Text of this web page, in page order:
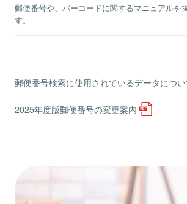
郵便番号や、バーコードに関するマニュアルを
す。
郵便番号検索に使用されているデータについ
2025年度版郵便番号の変更案内